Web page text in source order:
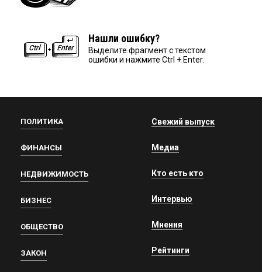
Нашли ошибку?
Выделите фрагмент с текстом
ошибки и нажмите Ctrl + Enter.
ПОЛИТИКА
ФИНАНСЫ
НЕДВИЖИМОСТЬ
БИЗНЕС
ОБЩЕСТВО
ЗАКОН
Свежий выпуск
Медиа
Кто есть кто
Интервью
Мнения
Рейтинги